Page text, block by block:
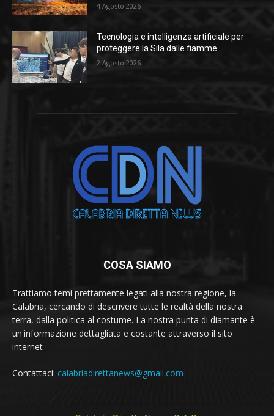
4 Agosto 2026
Tecnologia e intelligenza artificiale per
proteggere la Sila dalle fiamme
2 Agosto 2026
COSA SIAMO
Trattiamo temi prettamente legati alla nostra regione, la
Calabria, cercando di descrivere tutte le realtà della nostra
terra, dalla politica al costume. La nostra punta di diamante è
un'informazione dettagliata e costante attraverso il sito
internet
Contattaci: calabriadirettanews@gmail.com